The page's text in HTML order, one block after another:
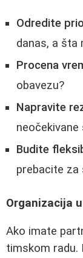
Odredite
danas, a šta
Procena
obavezu?
Napravite
neočekivane
Budite
prebacite za
Organizacija
Ako imate
timskom radu.